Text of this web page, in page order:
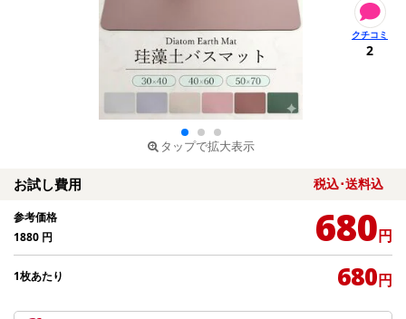
タップで拡大表示
2
お試し費用 税込･送料込
参考価格
1880 円 680円
1枚あたり 680円